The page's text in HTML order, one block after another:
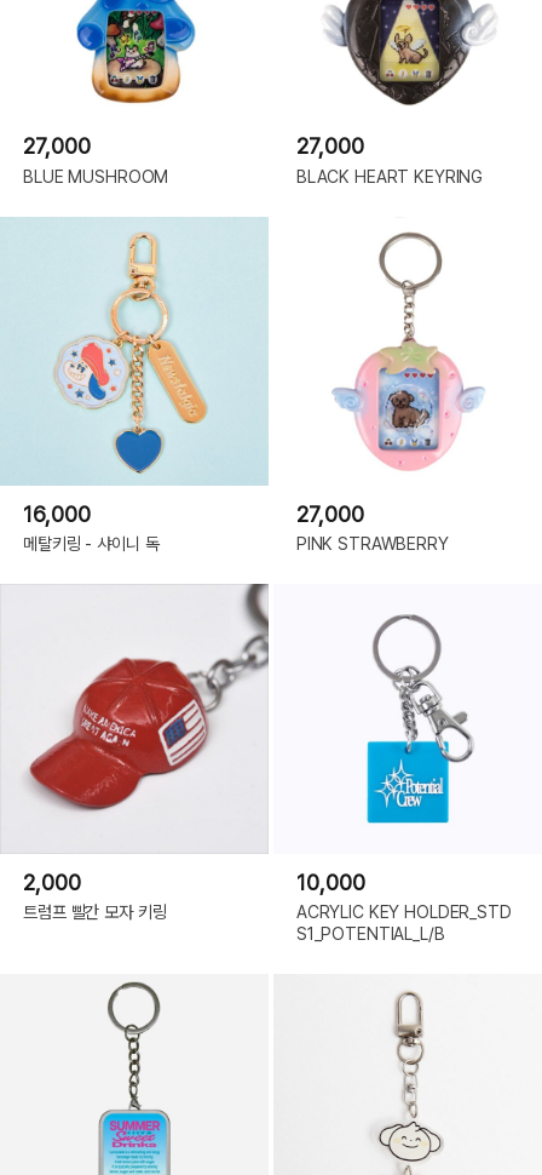
27,000
BLUE MUSHROOM
27,000
BLACK HEART KEYRING
16,000
메탈키링 - 샤이니 독
27,000
PINK STRAWBERRY
2,000
트럼프 빨간 모자 키링
10,000
ACRYLIC KEY HOLDER_STD
S1_POTENTIAL_L/B